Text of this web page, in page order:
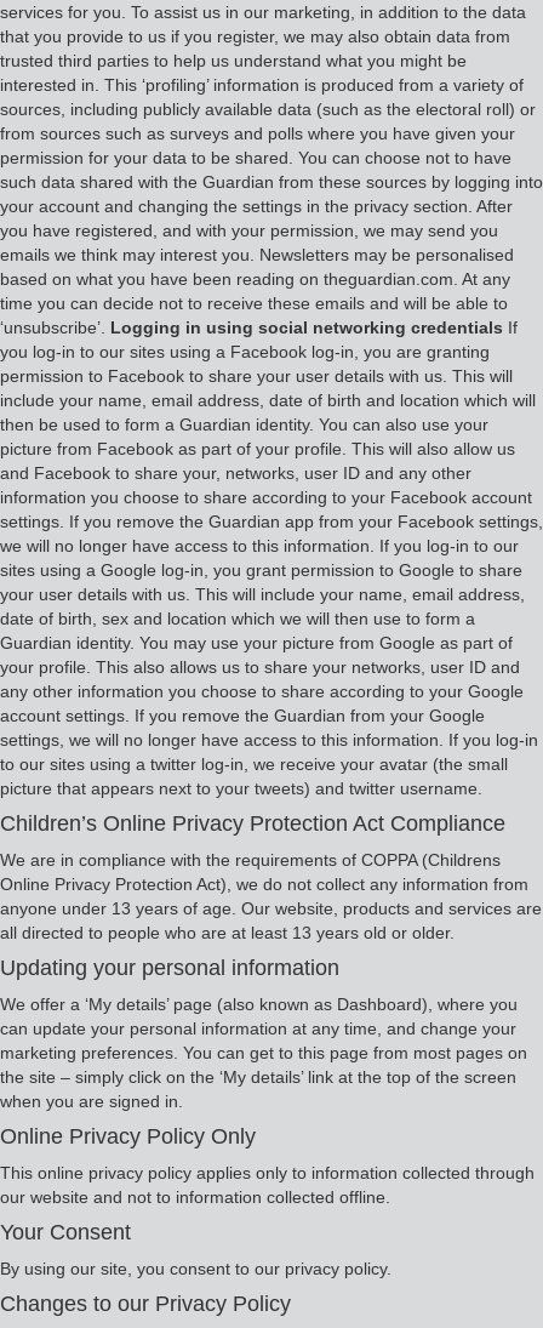
services for you. To assist us in our marketing, in addition to the data
that you provide to us if you register, we may also obtain data from
trusted third parties to help us understand what you might be
interested in. This ‘profiling’ information is produced from a variety of
sources, including publicly available data (such as the electoral roll) or
from sources such as surveys and polls where you have given your
permission for your data to be shared. You can choose not to have
such data shared with the Guardian from these sources by logging into
your account and changing the settings in the privacy section. After
you have registered, and with your permission, we may send you
emails we think may interest you. Newsletters may be personalised
based on what you have been reading on theguardian.com. At any
time you can decide not to receive these emails and will be able to
‘unsubscribe’. Logging in using social networking credentials If
you log-in to our sites using a Facebook log-in, you are granting
permission to Facebook to share your user details with us. This will
include your name, email address, date of birth and location which will
then be used to form a Guardian identity. You can also use your
picture from Facebook as part of your profile. This will also allow us
and Facebook to share your, networks, user ID and any other
information you choose to share according to your Facebook account
settings. If you remove the Guardian app from your Facebook settings,
we will no longer have access to this information. If you log-in to our
sites using a Google log-in, you grant permission to Google to share
your user details with us. This will include your name, email address,
date of birth, sex and location which we will then use to form a
Guardian identity. You may use your picture from Google as part of
your profile. This also allows us to share your networks, user ID and
any other information you choose to share according to your Google
account settings. If you remove the Guardian from your Google
settings, we will no longer have access to this information. If you log-in
to our sites using a twitter log-in, we receive your avatar (the small
picture that appears next to your tweets) and twitter username.
Children’s Online Privacy Protection Act Compliance
We are in compliance with the requirements of COPPA (Childrens
Online Privacy Protection Act), we do not collect any information from
anyone under 13 years of age. Our website, products and services are
all directed to people who are at least 13 years old or older.
Updating your personal information
We offer a ‘My details’ page (also known as Dashboard), where you
can update your personal information at any time, and change your
marketing preferences. You can get to this page from most pages on
the site – simply click on the ‘My details’ link at the top of the screen
when you are signed in.
Online Privacy Policy Only
This online privacy policy applies only to information collected through
our website and not to information collected offline.
Your Consent
By using our site, you consent to our privacy policy.
Changes to our Privacy Policy